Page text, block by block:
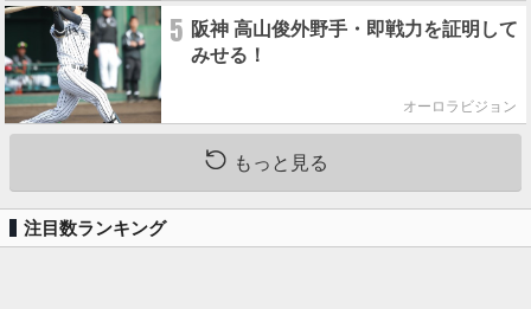
5 阪神 高山俊外野手・即戦力を証明して
みせる！
オーロラビジョン
もっと見る
注目数ランキング